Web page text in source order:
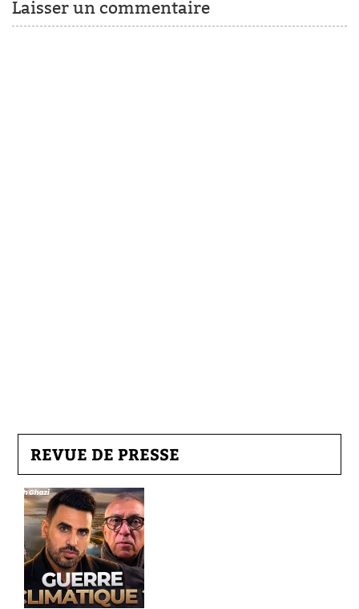
Laisser un commentaire
REVUE DE PRESSE